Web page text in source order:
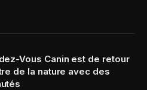
Vous Canin est de retour
de la nature avec des